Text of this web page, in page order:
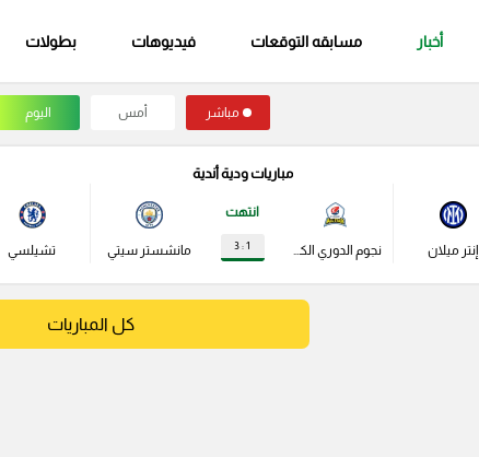
أخبار مسابقه التوقعات فيديوهات بطولات
مباشر أمس اليوم
إنتر ميلان
مباريات ودية أندية
نجوم الدوري الكوري
انتهت
1 : 3 مانشستر سيتي تشيلسي
كل المباريات